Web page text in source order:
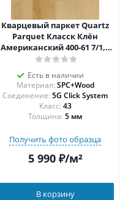
Кварцевый паркет Quartz
Parquet Класск Клён
Американский 400-61 7/1,2
мм
Есть в наличии
Материал: SPC+Wood
Соединение: 5G Click System
43
Толщина: 5 мм
Получить фото образца
5 990₽/м²
В корзину